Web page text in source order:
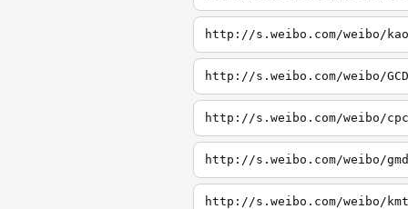
http://s.weibo.com/weibo/kao
http://s.weibo.com/weibo/GCD
http://s.weibo.com/weibo/cpc
http://s.weibo.com/weibo/gmd
http://s.weibo.com/weibo/kmt